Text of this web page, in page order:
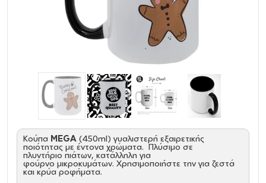
Κούπα MEGA (450ml) γυαλιστερή εξαιρετικής
ποιότητας με έντονα χρώματα. Πλύσιμο σε
πλυντήριο πιάτων, κατάλληλη για
φούρνο μικροκυμάτων. Χρησιμοποιήστε την για ζεστά
και κρύα ροφήματα.